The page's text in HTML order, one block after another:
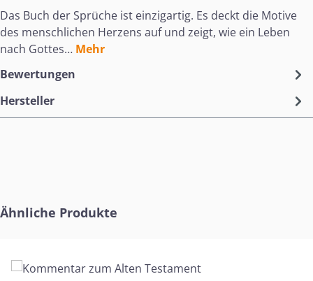
Das Buch der Sprüche ist einzigartig. Es deckt die Motive
des menschlichen Herzens auf und zeigt, wie ein Leben
nach Gottes… Mehr
Bewertungen
Hersteller
Produktgalerie überspringen
Ähnliche Produkte